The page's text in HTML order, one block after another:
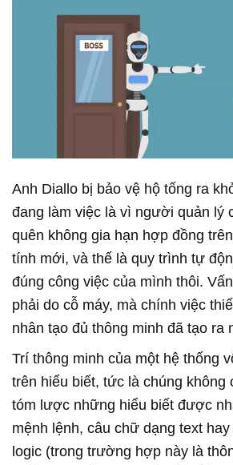
Anh Diallo bị bảo vệ hộ tống ra
đang làm việc là vì người quản lý
quên không gia hạn hợp đồng
tính mới, và thế là quy trình tự
đúng công việc của mình thôi.
phải do cỗ máy, mà chính việc
nhân tạo đủ thông minh đã tạo ra
Trí thông minh của một hệ thống
trên hiểu biết, tức là chúng không
tóm lược những hiểu biết được
mệnh lệnh, câu chữ dạng text
logic (trong trường hợp này là